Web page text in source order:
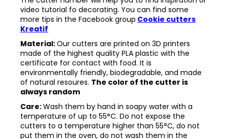
video tutorial fo decorating. You can find some
more tips in the Facebook group Cookie cutters
Kreatif
Material:Our cutters are printed on 3D printers
made of the highest quality PLA plastic with the
certificate for contact with food. It is
environmentally friendly, biodegradable, and made
of natural resoures. The color of the cutter is
always random
Care:Wash them by hand in soapy water with a
temperature of up to 55°C. Do not expose the
cutters to a temperature higher than 55°C, do not
put them in the oven, do not wash them in the